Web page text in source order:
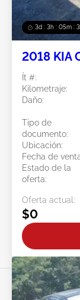
3d : 3h : 05m :
2018 KIA
Ít #:
Kilometraje:
Daño:
Tipo de
documento:
Ubicación:
Fecha de
Estado de la
oferta:
Oferta actual:
$0